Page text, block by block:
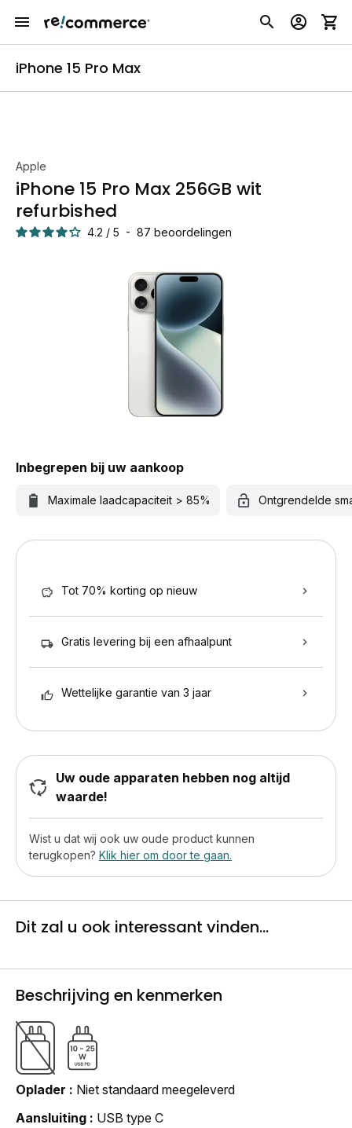
iPhone 15 Pro Max
Apple
iPhone 15 Pro Max 256GB wit
refurbished
4.2 / 5 - 87 beoordelingen
Inbegrepen bij uw aankoop
Maximale laadcapaciteit > 85% Ontgrendelde
Tot 70% korting op nieuw
Gratis levering bij een afhaalpunt
Wettelijke garantie van 3 jaar
Uw oude apparaten hebben nog altijd
waarde!
Wist u dat wij ook uw oude product kunnen
terugkopen? Klik hier om door te gaan.
Dit zal u ook interessant vinden...
Beschrijving en kenmerken
Oplader
Niet standaard meegeleverd
Aansluiting
USB type C